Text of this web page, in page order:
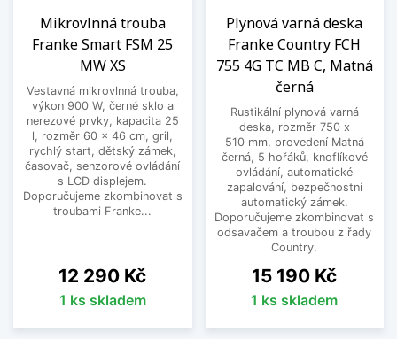
Mikrovlnná trouba
Franke Smart FSM 25
MW XS
Vestavná mikrovlnná trouba,
výkon 900 W, černé sklo a
nerezové prvky, kapacita 25
l, rozměr 60 x 46 cm, gril,
rychlý start, dětský zámek,
časovač, senzorové ovládání
s LCD displejem.
Doporučujeme zkombinovat s
troubami Franke...
Cena
12 290 Kč
1 ks skladem
Plynová varná deska
Franke Country FCH
755 4G TC MB C, Matná
černá
Rustikální plynová varná
deska, rozměr 750 x
510 mm, provedení Matná
černá, 5 hořáků, knoflíkové
ovládání, automatické
zapalování, bezpečnostní
automatický zámek.
Doporučujeme zkombinovat s
odsavačem a troubou z řady
Country.
Cena
15 190 Kč
1 ks skladem